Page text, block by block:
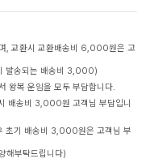
, 교환시 교환배송비 6,000원은 고
발송되는 배송비 3,000)
왕복 운임을 모두 부담합니다.
배송비 3,000원 고객님 부담입니
초기 배송비 3,000원은 고객님 부
해부탁드립니다)